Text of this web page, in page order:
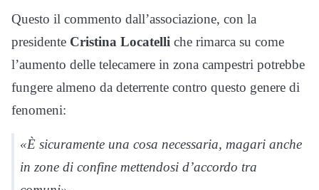
Questo il commento dall’associazione, con la
presidente Cristina Locatelli che rimarca su come
l’aumento delle telecamere in zona campestri potrebbe
fungere almeno da deterrente contro questo genere di
fenomeni:
«È sicuramente una cosa necessaria, magari anche
in zone di confine mettendosi d’accordo tra